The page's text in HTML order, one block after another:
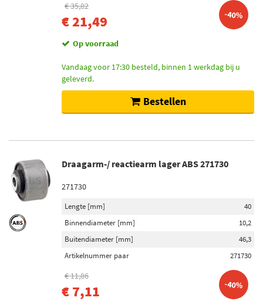
€ 35,82
€ 21,49 -40%
Op voorraad
Vandaag voor 17:30 besteld, binnen 1 werkdag bij u
geleverd.
Bestellen
Draagarm-/ reactiearm lager ABS 271730
271730
Lengte [mm]
40
Binnendiameter [mm]
10,2
Buitendiameter [mm]
46,3
Artikelnummer paar
271730
€ 11,86
€ 7,11 -40%